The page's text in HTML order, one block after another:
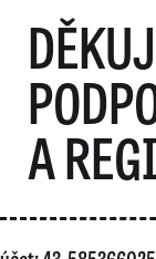
A